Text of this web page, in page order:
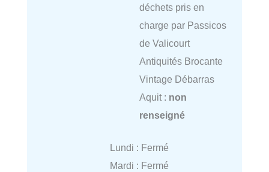
déchets pris en
charge par Passicos
de Valicourt
Antiquités Brocante
Vintage Débarras
Aquit : non
renseigné
Lundi : Fermé
Mardi : Fermé